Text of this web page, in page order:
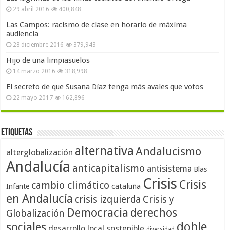
29 abril 2016 400,848
Las Campos: racismo de clase en horario de máxima
audiencia
28 diciembre 2016 379,943
Hijo de una limpiasuelos
14 marzo 2016 318,998
El secreto de que Susana Díaz tenga más avales que votos
22 mayo 2017 162,896
Etiquetas
alterglobalización alternativa Andalucismo
Andalucía anticapitalismo antisistema Blas
Infante cambio climático cataluña Crisis Crisis
en Andalucía crisis izquierda Crisis y
Globalización Democracia derechos